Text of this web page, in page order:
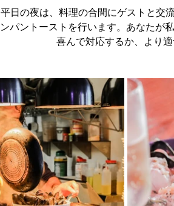
平日の夜は、料理の合間にゲストと交
ンパントーストを行います。あなたが
喜んで対応するか、より